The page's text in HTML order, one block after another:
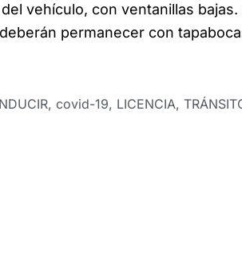
vehículo, con ventanillas
permanecer con
, covid-19, LICENCIA,